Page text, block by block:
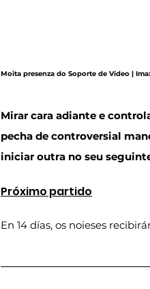
Moita presenza do Soporte de Vídeo |
Mirar cara adiante e
pecha de controversial
iniciar outra no seu
Próximo partido
En 14 días, os noieses